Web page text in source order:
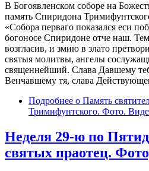
В Богоявленском соборе на
память Спиридона
«Собора перваго показался еси
богоносе Спиридоне отче наш.
возгласив, и змию в злато
святыя молитвы, ангелы
священнейший. Слава Давшему
Венчавшему тя, слава
Подробнее о Память
Тримифунтского. Фото.
Неделя 29-ю по
святых праотец.